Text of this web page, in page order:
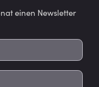
einen Newsletter